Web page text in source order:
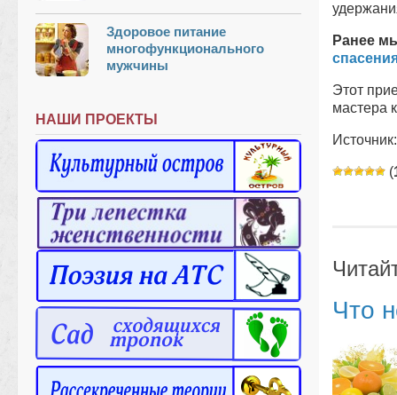
Ранее
Этот
мастера
(
Что
Здоровое питание
многофункционального
мужчины
НАШИ ПРОЕКТЫ